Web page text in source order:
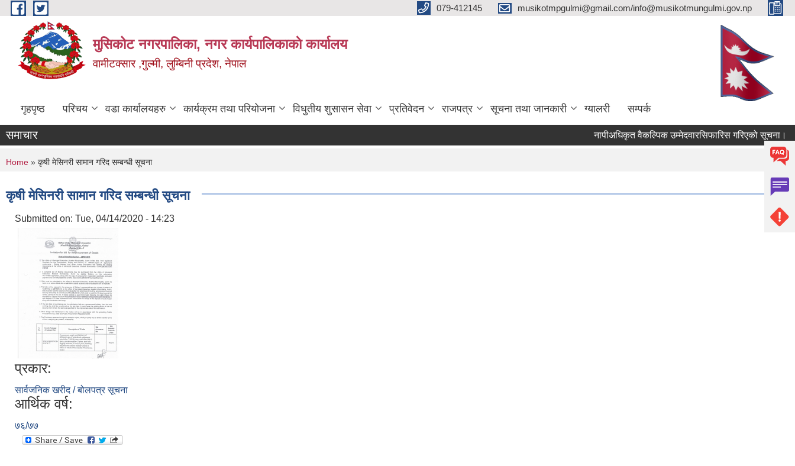
Skip to main content 079-412145 musikotmpgulmi@gmail.com/info@musikotmungulmi.gov.np
मुसिकोट नगरपालिका, नगर कार्यपालिकाकाे कार्यालय
वामीटक्सार ,गुल्मी, लुम्बिनी प्रदेश, नेपाल
गृहपृष्ठ परिचय वडा कार्यालयहरु कार्यक्रम तथा परियोजना विधुतीय शुसासन सेवा प्रतिवेदन राजपत्र सूचना तथा जानकारी ग्यालरी सम्पर्क
समाचार नापीअधिकृत वैकल्पिक उम्मेदवारसिफारिस गरिएको सूचना।
You are here
Home » कृषी मेसिनरी सामान गरिद सम्बन्धी सूचना
कृषी मेसिनरी सामान गरिद सम्बन्धी सूचना
Submitted on: Tue, 04/14/2020 - 14:23
प्रकार:
सार्वजनिक खरीद / बोलपत्र सूचना
आर्थिक वर्ष:
७६/७७